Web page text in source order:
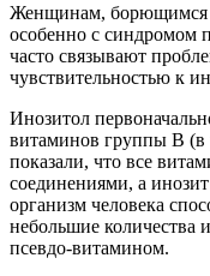
Женщинам, борющимся
особенно с синдромом
часто связывают
чувствительностью к
Инозитол
витаминов группы В (в
показали, что все
соединениями, а
организм человека
небольшие количества
псевдо-витамином.